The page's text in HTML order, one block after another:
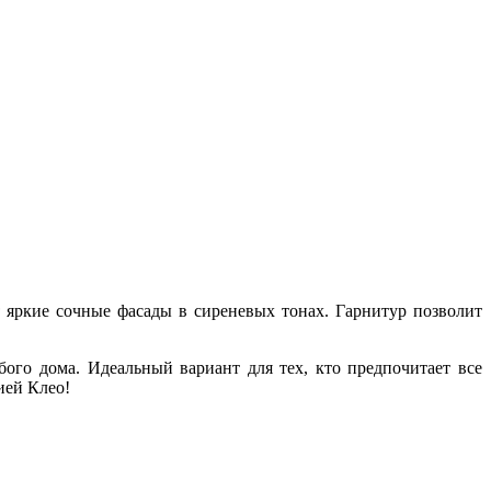
сочные фасады в сиреневых тонах. Гарнитур позволит
дома. Идеальный вариант для тех, кто предпочитает все
Клео!